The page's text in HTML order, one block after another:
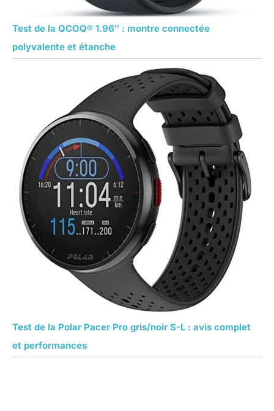
Test de la QCOQ® 1.96″ : montre connectée
polyvalente et étanche
Test de la Polar Pacer Pro gris/noir S-L : avis complet
et performances